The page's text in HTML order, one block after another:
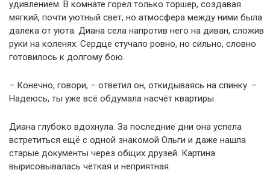
удивлением. В комнате горел только торшер, создавая
мягкий, почти уютный свет, но атмосфера между ними была
далека от уюта. Диана села напротив него на диван, сложив
руки на коленях. Сердце стучало ровно, но сильно, словно
готовилось к долгому бою.
– Конечно, говори, – ответил он, откидываясь на спинку. –
Надеюсь, ты уже всё обдумала насчёт квартиры.
Диана глубоко вдохнула. За последние дни она успела
встретиться ещё с одной знакомой Ольги и даже нашла
старые документы через общих друзей. Картина
вырисовывалась чёткая и неприятная.